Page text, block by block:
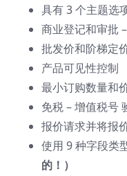
具有 3 个主题选
商业登记和审批
批发价和阶梯定
产品可见性控制
最小订购数量和
免税 – 增值税号
报价请求并将报
使用 9 种字段类
的！）